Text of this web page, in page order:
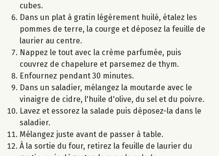
cubes.
Dans un plat à gratin légèrement huilé, étalez les
pommes de terre, la courge et déposez la feuille de
laurier au centre.
Nappez le tout avec la crème parfumée, puis
couvrez de chapelure et parsemez de thym.
Enfournez pendant 30 minutes.
Dans un saladier, mélangez la moutarde avec le
vinaigre de cidre, l'huile d'olive, du sel et du poivre.
Lavez et essorez la salade puis déposez-la dans le
saladier.
Mélangez juste avant de passer à table.
À la sortie du four, retirez la feuille de laurier du